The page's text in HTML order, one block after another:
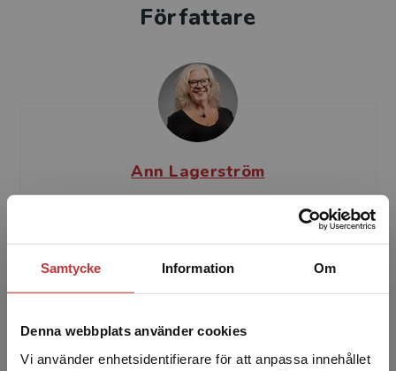
Samtycke Information Om
Denna webbplats använder cookies
Vi använder enhetsidentifierare för att anpassa innehållet
Författare
Ann Lagerström
kunskap, senior ledarskapskonsult, certifierad
journalist och ...